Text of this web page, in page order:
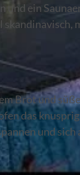
und ein
Brot und
das
und